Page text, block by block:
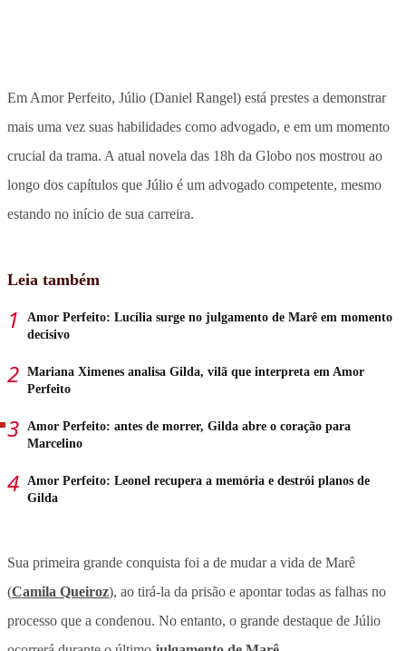
Em Amor Perfeito, Júlio (Daniel Rangel) está prestes a demonstrar
mais uma vez suas habilidades como advogado, e em um momento
crucial da trama. A atual novela das 18h da Globo nos mostrou ao
longo dos capítulos que Júlio é um advogado competente, mesmo
estando no início de sua carreira.
Leia também
Amor Perfeito: Lucília surge no julgamento de Marê em momento
decisivo
Mariana Ximenes analisa Gilda, vilã que interpreta em Amor
Perfeito
Amor Perfeito: antes de morrer, Gilda abre o coração para
Marcelino
Amor Perfeito: Leonel recupera a memória e destrói planos de
Gilda
Sua primeira grande conquista foi a de mudar a vida de Marê
(Camila Queiroz), ao tirá-la da prisão e apontar todas as falhas no
processo que a condenou. No entanto, o grande destaque de Júlio